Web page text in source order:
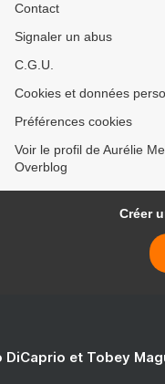
Contact
Signaler un abus
C.G.U.
Cookies et données
Préférences cookies
Voir le profil de Aurélie
Overblog
Créer
DiCaprio et Tobey